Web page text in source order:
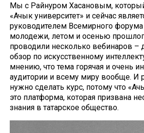
Мы с Райнуром Хасановым,
«Ачык университет» и сейчас
руководителем Всемирного форума
молодежи, летом и осенью
проводили несколько вебинаров –
обзор по искусственному
мнению, что тема горячая и очень
аудитории и всему миру вообще. И
нужно сделать курс, потому что
это платформа, которая призвана
знания в татарское общество.